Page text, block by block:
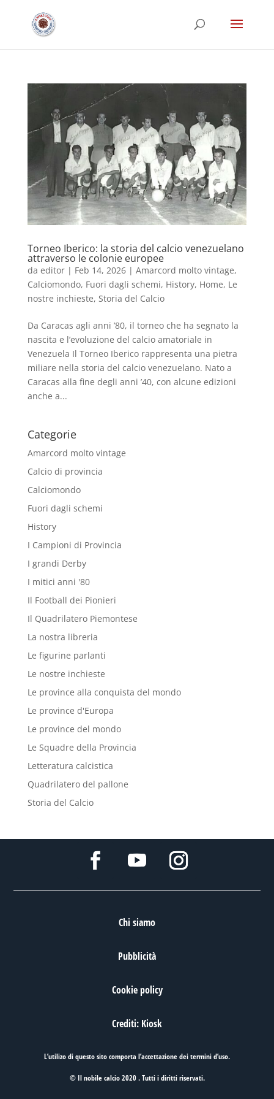
Torneo Iberico: la storia del calcio venezuelano
attraverso le colonie europee
da editor| Feb 14, 2026| Amarcord molto vintage,
Calciomondo, Fuori dagli schemi, History, Home, Le
nostre inchieste, Storia del Calcio
Da Caracas agli anni ’80, il torneo che ha segnato la
nascita e l’evoluzione del calcio amatoriale in
Venezuela Il Torneo Iberico rappresenta una pietra
miliare nella storia del calcio venezuelano. Nato a
Caracas alla fine degli anni ’40, con alcune edizioni
anche a...
Categorie
Amarcord molto vintage
Calcio di provincia
Calciomondo
Fuori dagli schemi
History
I Campioni di Provincia
I grandi Derby
I mitici anni '80
Il Football dei Pionieri
Il Quadrilatero Piemontese
La nostra libreria
Le figurine parlanti
Le nostre inchieste
Le province alla conquista del mondo
Le province d'Europa
Le province del mondo
Le Squadre della Provincia
Letteratura calcistica
Quadrilatero del pallone
Storia del Calcio
Chi siamo
Pubblicità
Cookie policy
Crediti: Kiosk
L’utilizo di questo sito comporta l’accettazione deitermini d’uso.
© Il nobile calcio 2020 . Tutti i diritti riservati.